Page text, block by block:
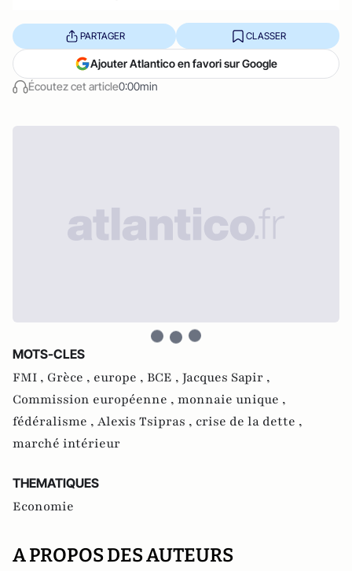
Écoutez cet article0:00min
PARTAGER CLASSER
Ajouter Atlantico en favori sur Google
MOTS-CLES
FMI , Grèce , europe , BCE , Jacques Sapir ,
Commission européenne , monnaie unique ,
fédéralisme , Alexis Tsipras , crise de la dette ,
marché intérieur
THEMATIQUES
Economie
A PROPOS DES AUTEURS